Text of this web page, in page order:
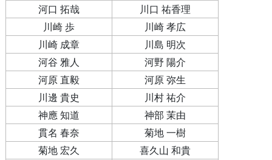
河口 拓哉
川口 祐香理
川崎 歩
川崎 孝広
川崎 成章
川島 明次
河谷 雅人
河野 陽介
河原 直毅
河原 弥生
川邊 貴史
川村 祐介
神應 知道
神部 茉由
貫名 春奈
菊地 一樹
菊地 宏久
喜久山 和貴